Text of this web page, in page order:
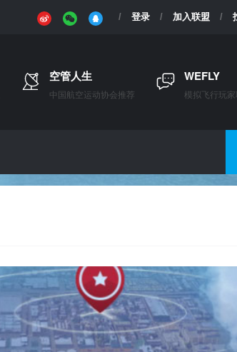
登录 加入联盟
空管人生
中国航空运动协会推荐
WEFLY
模拟飞行玩